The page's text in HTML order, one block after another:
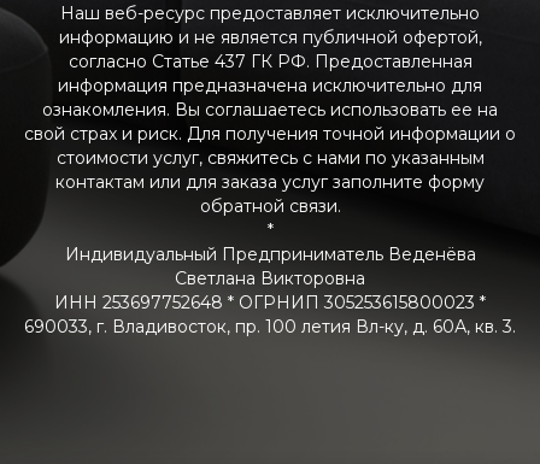
Наш веб-ресурс предоставляет исключительно
информацию и не является публичной офертой,
согласно Статье 437 ГК РФ. Предоставленная
информация предназначена исключительно для
ознакомления. Вы соглашаетесь использовать ее на
свой страх и риск. Для получения точной информации о
стоимости услуг, свяжитесь с нами по указанным
контактам или для заказа услуг заполните форму
обратной связи.
*
Индивидуальный Предприниматель Веденёва
Светлана Викторовна
ИНН 253697752648 * ОГРНИП 305253615800023 *
690033, г. Владивосток, пр. 100 летия Вл-ку, д. 60А, кв. 3.